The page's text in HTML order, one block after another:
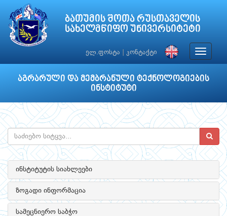
ბათუმის შოთა რუსთაველის
სახელმწიფო უნივერსიტეტი
ელ.ფოსტა კონტაქტი
Toggle
აგრარული და მემბრანული ტექნოლოგიების
ინსტიტუტი
ინსტიტუტის სიახლეები
ზოგადი ინფორმაცია
სამეცნიერო საბჭო